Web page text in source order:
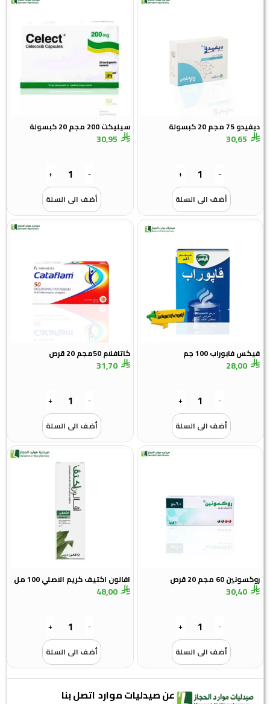
75 مجم 20 كبسولة
30,65
أضف الى السلة
سيليكت 200 مجم 20 كبسولة
30,95
أضف الى السلة
فابوراب 100 جم
28,00
أضف الى السلة
كاتافلام 50مجم 20 قرص
31,70
أضف الى السلة
60 مجم 20 قرص
30,40
أضف الى السلة
افالون اكتيف كريم الاصلي 100 مل
48,00
أضف الى السلة
عن صيدليات موارداتصل بنا